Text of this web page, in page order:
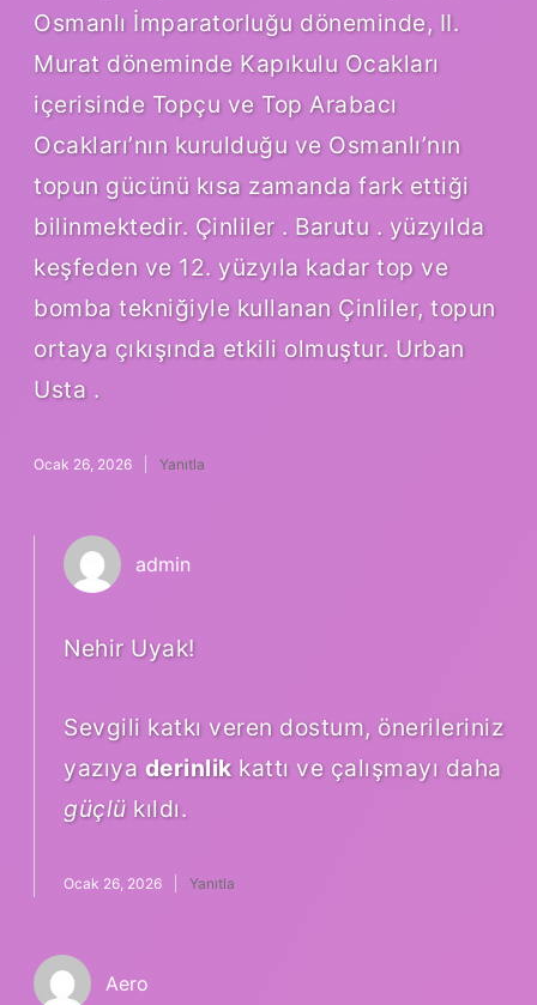
Osmanlı İmparatorluğu döneminde, II.
Murat döneminde Kapıkulu Ocakları
içerisinde Topçu ve Top Arabacı
Ocakları’nın kurulduğu ve Osmanlı’nın
topun gücünü kısa zamanda fark ettiği
bilinmektedir. Çinliler . Barutu . yüzyılda
keşfeden ve 12. yüzyıla kadar top ve
bomba tekniğiyle kullanan Çinliler, topun
ortaya çıkışında etkili olmuştur. Urban
Usta .
Ocak 26, 2026 Yanıtla
admin
Nehir Uyak!
Sevgili katkı veren dostum, önerileriniz
yazıya derinlikkattı ve çalışmayı daha
güçlü kıldı.
Ocak 26, 2026 Yanıtla
Aero